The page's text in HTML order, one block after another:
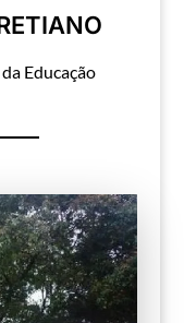
Educação